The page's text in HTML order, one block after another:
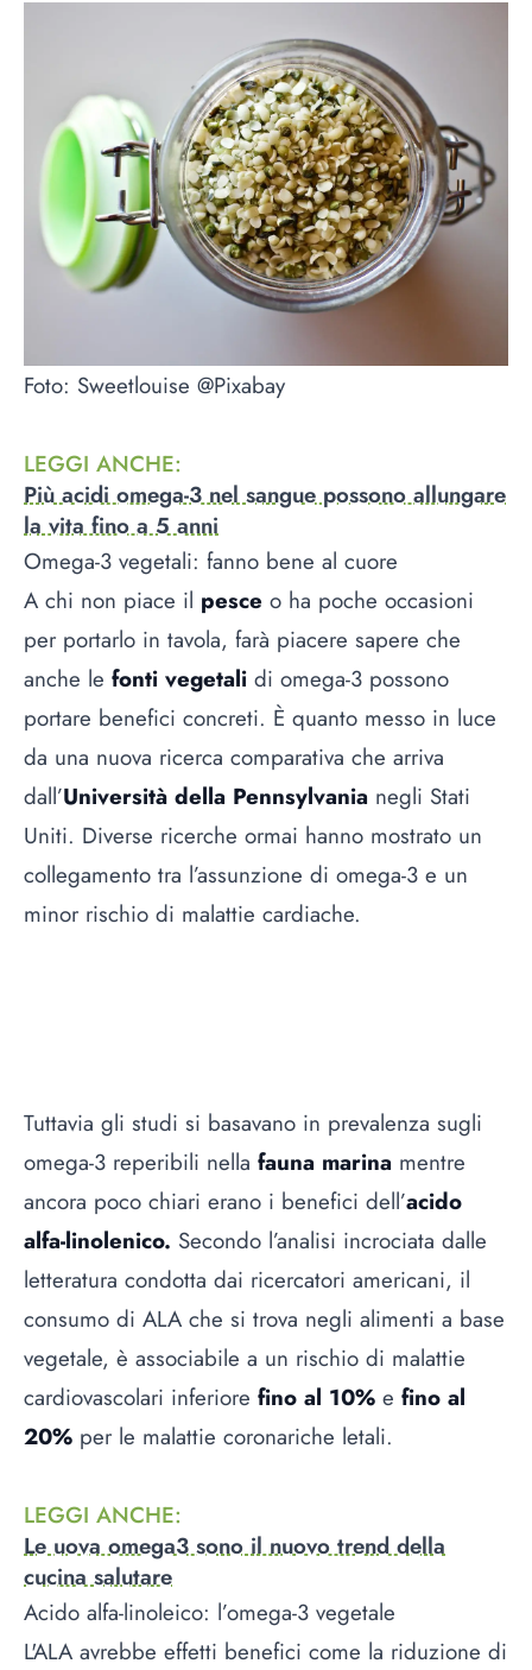
Foto: Sweetlouise @Pixabay
LEGGI ANCHE:
Più acidi omega-3 nel sangue possono allungare
la vita fino a 5 anni
Omega-3 vegetali: fanno bene al cuore
A chi non piace il pesce o ha poche occasioni
per portarlo in tavola, farà piacere sapere che
anche le fonti vegetali di omega-3 possono
portare benefici concreti. È quanto messo in luce
da una nuova ricerca comparativa che arriva
dall’Università della Pennsylvania negli Stati
Uniti. Diverse ricerche ormai hanno mostrato un
collegamento tra l’assunzione di omega-3 e un
minor rischio di malattie cardiache.
Tuttavia gli studi si basavano in prevalenza sugli
omega-3 reperibili nella fauna marina mentre
ancora poco chiari erano i benefici dell’acido
alfa-linolenico. Secondo l’analisi incrociata dalle
letteratura condotta dai ricercatori americani, il
consumo di ALA che si trova negli alimenti a base
vegetale, è associabile a un rischio di malattie
cardiovascolari inferiore fino al 10% e fino al
20% per le malattie coronariche letali.
LEGGI ANCHE:
Le uova omega3 sono il nuovo trend della
cucina salutare
Acido alfa-linoleico: l’omega-3 vegetale
L'ALA avrebbe effetti benefici come la riduzione di